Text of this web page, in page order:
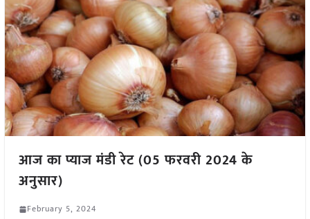
आज का प्याज मंडी रेट (05 फरवरी 2024 के
अनुसार)
February 5, 2024